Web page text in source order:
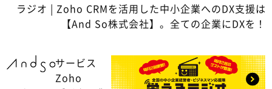
ラジオ | Zoho CRMを活用した中小企業へのDX支援は
【And So株式会社】。全ての企業にDXを！
サービス
Zoho